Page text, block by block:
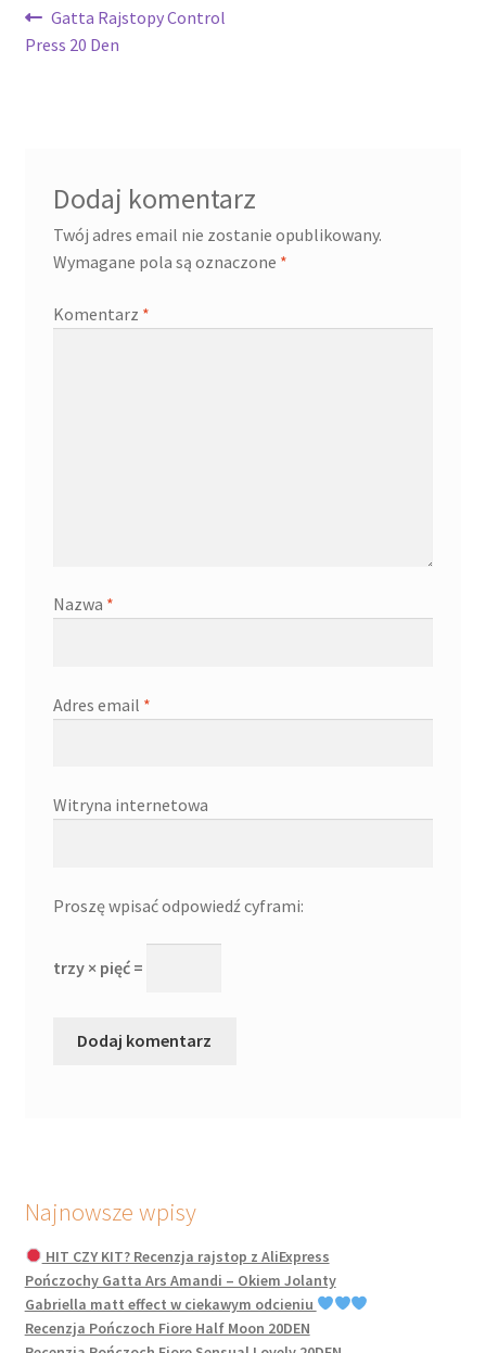
Nawigacja
wpisu
Poprzedni
wpis:
Gatta Rajstopy Control
Press 20 Den
Dodaj komentarz
Twój adres email nie zostanie opublikowany.
Wymagane pola są oznaczone *
Komentarz *
Nazwa *
Adres email *
Witryna internetowa
Proszę wpisać odpowiedź cyframi:
trzy × pięć =
Najnowsze wpisy
HIT CZY KIT? Recenzja rajstop z AliExpress
Pończochy Gatta Ars Amandi – Okiem Jolanty
Gabriella matt effect w ciekawym odcieniu
Recenzja Pończoch Fiore Half Moon 20DEN